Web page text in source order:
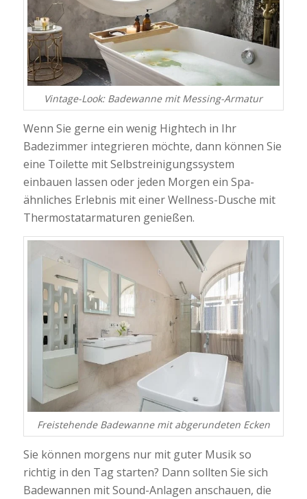
Vintage-Look: Badewanne mit Messing-Armatur
Wenn Sie gerne ein wenig Hightech in Ihr
Badezimmer integrieren möchte, dann können Sie
eine Toilette mit Selbstreinigungssystem
einbauen lassen oder jeden Morgen ein Spa-
ähnliches Erlebnis mit einer Wellness-Dusche mit
Thermostatarmaturen genießen.
Freistehende Badewanne mit abgerundeten Ecken
Sie können morgens nur mit guter Musik so
richtig in den Tag starten? Dann sollten Sie sich
Badewannen mit Sound-Anlagen anschauen, die